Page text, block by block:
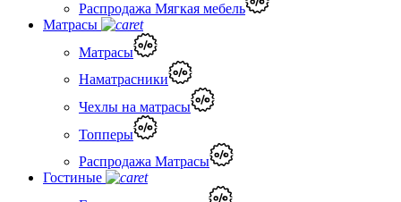
Распродажа Мягкая мебель
Матрасы
Матрасы
Наматрасники
Чехлы на матрасы
Топперы
Распродажа Матрасы
Гостиные